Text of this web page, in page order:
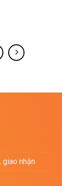
giao nhận